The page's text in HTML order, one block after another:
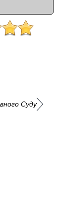
Суду